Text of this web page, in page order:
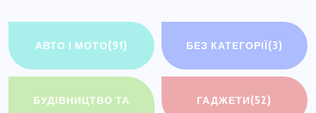
АВТО І МОТО(91) БЕЗ КАТЕГОРІЇ(3)
БУДІВНИЦТВО ТА
ГАДЖЕТИ(52)